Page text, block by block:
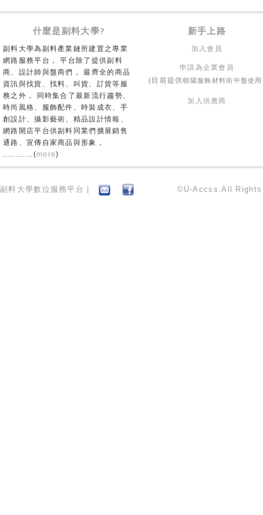
什麼是副料大學? 新手上路
副料大學為副料產業鏈所建置之專業
網路服務平台， 平台除了提供副料
商、設計師與盤商們， 最齊全的商品
資訊與找貨、找料、叫貨、訂貨等服
務之外， 同時集合了最新流行趨勢、
時尚風格、服飾配件、時裝成衣、手
創設計、攝影藝術、精品設計情報、
網路開店平台供副料同業們擴展銷售
通路、宣傳自家商品與形象，
............(more)
加入會員
申請為企業會員
(目前提供朝陽服飾材料街中盤使用
加入供應商
副料大學數位服務平台 | ©U-Accss.All Rights